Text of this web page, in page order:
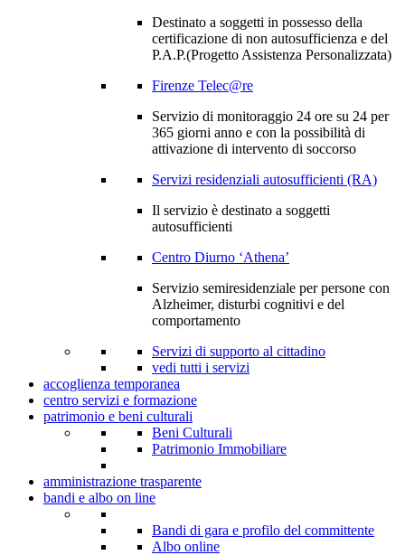
Destinato a soggetti in possesso della
certificazione di non autosufficienza e del
P.A.P.(Progetto Assistenza Personalizzata)
Firenze Telec@re
Servizio di monitoraggio 24 ore su 24 per
365 giorni anno e con la possibilità di
attivazione di intervento di soccorso
Servizi residenziali autosufficienti (RA)
Il servizio è destinato a soggetti
autosufficienti
Centro Diurno ‘Athena’
Servizio semiresidenziale per persone con
Alzheimer, disturbi cognitivi e del
comportamento
Servizi di supporto al cittadino
vedi tutti i servizi
accoglienza temporanea
centro servizi e formazione
patrimonio e beni culturali
Beni Culturali
Patrimonio Immobiliare
amministrazione trasparente
bandi e albo on line
Bandi di gara e profilo del committente
Albo online